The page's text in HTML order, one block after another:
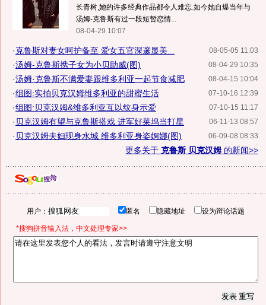
长青树,她的许多经典作品都令人难忘.如今她自爆当年与
汤姆-克鲁斯有过一段短暂恋情...
08-04-29 10:07
08-05-05 11:03
·克鲁斯对妻女呵护备至 爱女五官深邃显美...
08-04-29 10:35
·汤姆-克鲁斯携子女为小贝助威(图)
08-04-15 10:04
·汤姆·克鲁斯不满爱妻跟维多利亚一起节食减肥
07-10-16 12:39
·组图:实拍贝克汉姆维多利亚的甜蜜生活
07-10-15 11:17
·组图:贝克汉姆&维多利亚互以纹身示爱
06-11-13 08:57
· 贝克汉姆有望与克鲁斯搭戏 进军好莱坞当打星
06-09-08 08:33
· 贝克汉姆夫妇现身水城 维多利亚身姿婀娜(图)
更多关于 克鲁斯 贝克汉姆的新闻>>
用户： 匿名 隐藏地址 设为辩论话题
*搜狗拼音输入法，中文处理专家>>